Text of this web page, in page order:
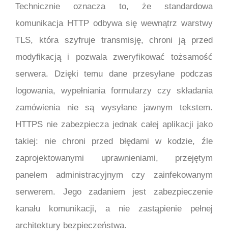
Technicznie oznacza to, że standardowa
komunikacja HTTP odbywa się wewnątrz warstwy
TLS, która szyfruje transmisję, chroni ją przed
modyfikacją i pozwala zweryfikować tożsamość
serwera. Dzięki temu dane przesyłane podczas
logowania, wypełniania formularzy czy składania
zamówienia nie są wysyłane jawnym tekstem.
HTTPS nie zabezpiecza jednak całej aplikacji jako
takiej: nie chroni przed błędami w kodzie, źle
zaprojektowanymi uprawnieniami, przejętym
panelem administracyjnym czy zainfekowanym
serwerem. Jego zadaniem jest zabezpieczenie
kanału komunikacji, a nie zastąpienie pełnej
architektury bezpieczeństwa.